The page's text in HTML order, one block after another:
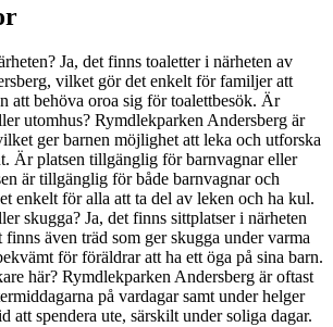
Ja, det finns toaletter i närheten av
vilket gör det enkelt för familjer att
att behöva oroa sig för toalettbesök. Är
utomhus? Rymdlekparken Andersberg är
ger barnen möjlighet att leka och utforska
Är platsen tillgänglig för barnvagnar eller
är tillgänglig för både barnvagnar och
enkelt för alla att ta del av leken och ha kul.
skugga? Ja, det finns sittplatser i närheten
finns även träd som ger skugga under varma
för föräldrar att ha ett öga på sina barn.
här? Rymdlekparken Andersberg är oftast
på vardagar samt under helger
att spendera ute, särskilt under soliga dagar.